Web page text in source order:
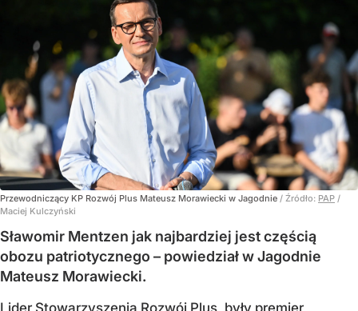
Przewodniczący KP Rozwój Plus Mateusz Morawiecki w Jagodnie / Źródło: PAP /
Maciej Kulczyński
Sławomir Mentzen jak najbardziej jest częścią
obozu patriotycznego – powiedział w Jagodnie
Mateusz Morawiecki.
Lider Stowarzyszenia Rozwój Plus, były premier